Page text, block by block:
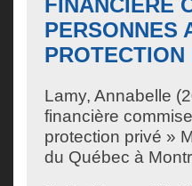
FINANCIÈRE
PERSONNES
PROTECTION
Lamy, Annabelle
financière
protection privé »
du Québec à